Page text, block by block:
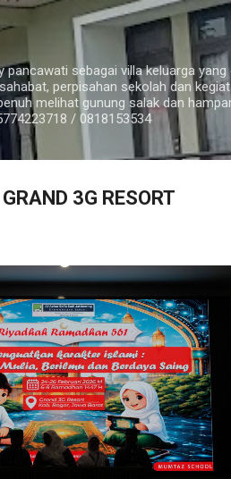
ke konten utama
pancawati sebagai villa keluarga
perpisahan sekolah dan
melihat gunung salak dan
/ 0818153534
3G RESORT